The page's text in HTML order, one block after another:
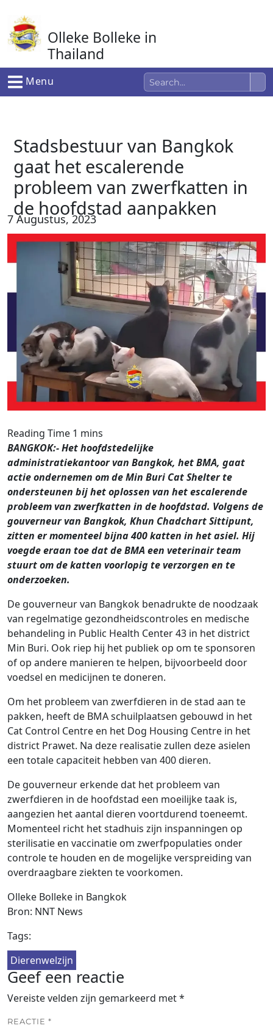
naar
de
inhoud
Olleke Bolleke in
Thailand
In Thailand
Menu
Stadsbestuur van Bangkok
gaat het escalerende
probleem van zwerfkatten in
de hoofdstad aanpakken
7 Augustus, 2023
BANGKOK:- Het hoofdstedelijke
administratiekantoor van Bangkok, het BMA, gaat
actie ondernemen om de Min Buri Cat Shelter te
ondersteunen bij het oplossen van het escalerende
probleem van zwerfkatten in de hoofdstad. Volgens de
gouverneur van Bangkok, Khun Chadchart Sittipunt,
zitten er momenteel bijna 400 katten in het asiel. Hij
voegde eraan toe dat de BMA een veterinair team
stuurt om de katten voorlopig te verzorgen en te
onderzoeken.
De gouverneur van Bangkok benadrukte de noodzaak
van regelmatige gezondheidscontroles en medische
behandeling in Public Health Center 43 in het district
Min Buri. Ook riep hij het publiek op om te sponsoren
of op andere manieren te helpen, bijvoorbeeld door
voedsel en medicijnen te doneren.
Om het probleem van zwerfdieren in de stad aan te
pakken, heeft de BMA schuilplaatsen gebouwd in het
Cat Control Centre en het Dog Housing Centre in het
district Prawet. Na deze realisatie zullen deze asielen
een totale capaciteit hebben van 400 dieren.
De gouverneur erkende dat het probleem van
zwerfdieren in de hoofdstad een moeilijke taak is,
aangezien het aantal dieren voortdurend toeneemt.
Momenteel richt het stadhuis zijn inspanningen op
sterilisatie en vaccinatie om zwerfpopulaties onder
controle te houden en de mogelijke verspreiding van
overdraagbare ziekten te voorkomen.
Olleke Bolleke in Bangkok
Bron: NNT News
Tags:
Dierenwelzijn
Geef een reactie
Vereiste velden zijn gemarkeerd met*
REACTIE *